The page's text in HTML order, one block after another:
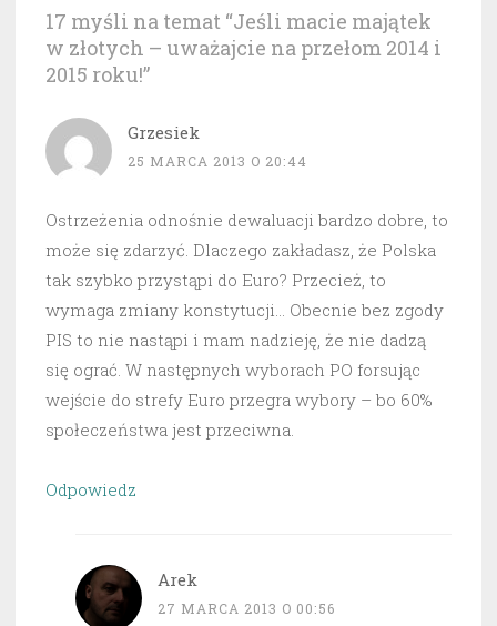
17 myśli na temat “Jeśli macie majątek
w złotych – uważajcie na przełom 2014 i
2015 roku!”
Grzesiek
25 MARCA 2013 O 20:44
Ostrzeżenia odnośnie dewaluacji bardzo dobre, to
może się zdarzyć. Dlaczego zakładasz, że Polska
tak szybko przystąpi do Euro? Przecież, to
wymaga zmiany konstytucji… Obecnie bez zgody
PIS to nie nastąpi i mam nadzieję, że nie dadzą
się ograć. W następnych wyborach PO forsując
wejście do strefy Euro przegra wybory – bo 60%
społeczeństwa jest przeciwna.
Odpowiedz
Arek
27 MARCA 2013 O 00:56